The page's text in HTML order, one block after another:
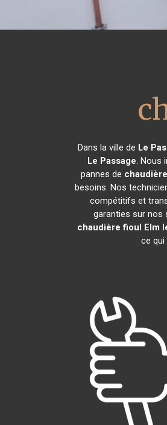
Dans la ville de Le
Le Passage. Nous
pannes de
besoins. Nos
compétitifs et
garanties sur nos
chaudière fioul Elm
ce